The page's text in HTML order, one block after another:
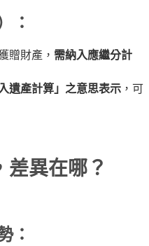
：
贈財產， 需納入應繼分計
遺產計算」之意思表示 ，可
異在哪？
：